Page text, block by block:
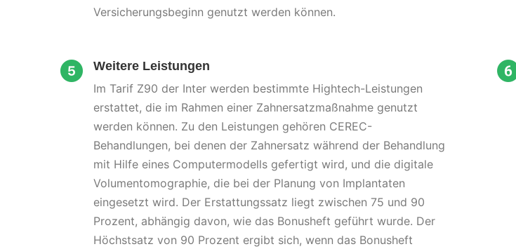
Versicherungsbeginn genutzt werden können.
Weitere Leistungen
Im Tarif Z90 der Inter werden bestimmte Hightech-Leistungen
erstattet, die im Rahmen einer Zahnersatzmaßnahme genutzt
werden können. Zu den Leistungen gehören CEREC-
Behandlungen, bei denen der Zahnersatz während der Behandlung
mit Hilfe eines Computermodells gefertigt wird, und die digitale
Volumentomographie, die bei der Planung von Implantaten
eingesetzt wird. Der Erstattungssatz liegt zwischen 75 und 90
Prozent, abhängig davon, wie das Bonusheft geführt wurde. Der
Höchstsatz von 90 Prozent ergibt sich, wenn das Bonusheft